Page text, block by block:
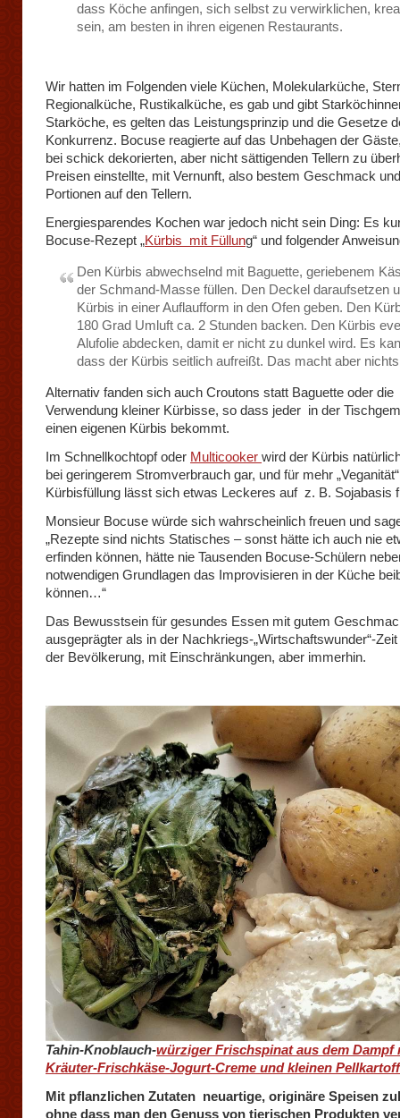
dass Köche anfingen, sich selbst zu verwirklichen,
sein, am besten in ihren eigenen Restaurants.
Wir hatten im Folgenden viele Küchen, Molekularküche,
Regionalküche, Rustikalküche, es gab und gibt
Starköche, es gelten das Leistungsprinzip und die Gesetze
Konkurrenz. Bocuse reagierte auf das Unbehagen der
bei schick dekorierten, aber nicht sättigenden Tellern zu
Preisen einstellte, mit Vernunft, also bestem Geschmack
Portionen auf den Tellern.
Energiesparendes Kochen war jedoch nicht sein Ding: Es
Bocuse-Rezept „Kürbis mit Füllung“ und folgender
Den Kürbis abwechselnd mit Baguette, geriebenem
der Schmand-Masse füllen. Den Deckel daraufsetzen
Kürbis in einer Auflaufform in den Ofen geben. Den
180 Grad Umluft ca. 2 Stunden backen. Den Kürbis
Alufolie abdecken, damit er nicht zu dunkel wird. Es
dass der Kürbis seitlich aufreißt. Das macht aber
Alternativ fanden sich auch Croutons statt Baguette oder die
Verwendung kleiner Kürbisse, so dass jeder in der
einen eigenen Kürbis bekommt.
Im Schnellkochtopf oder Multicooker wird der Kürbis
bei geringerem Stromverbrauch gar, und für mehr
Kürbisfüllung lässt sich etwas Leckeres auf z. B. Sojabasis
Monsieur Bocuse würde sich wahrscheinlich freuen und
„Rezepte sind nichts Statisches – sonst hätte ich auch nie
erfinden können, hätte nie Tausenden Bocuse-Schülern
notwendigen Grundlagen das Improvisieren in der Küche
können…“
Das Bewusstsein für gesundes Essen mit gutem
ausgeprägter als in der Nachkriegs-„Wirtschaftswunder“-Zeit
der Bevölkerung, mit Einschränkungen, aber immerhin.
Tahin-Knoblauch-würziger Frischspinat aus dem Dampf
Kräuter-Frischkäse-Jogurt-Creme und kleinen
Mit pflanzlichen Zutaten neuartige, originäre Speisen
ohne dass man den Genuss von tierischen Produkten